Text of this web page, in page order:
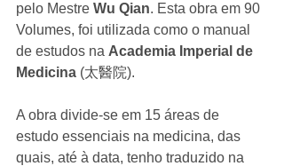
pelo Mestre Wu Qian. Esta obra em 90
Volumes, foi utilizada como o manual
de estudos na Academia Imperial de
Medicina (太醫院).
A obra divide-se em 15 áreas de
estudo essenciais na medicina, das
quais, até à data, tenho traduzido na